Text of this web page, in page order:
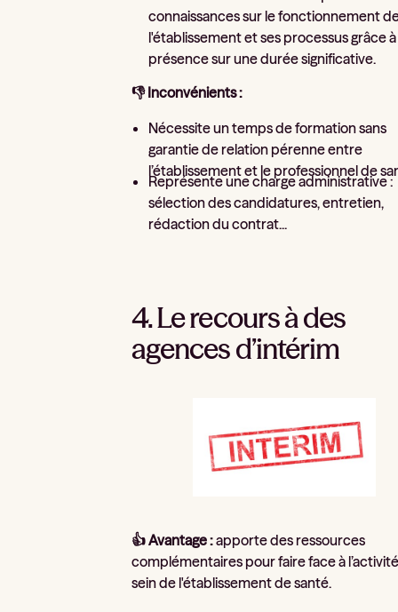
connaissances sur le fonctionnement
l'établissement et ses processus grâce
présence sur une durée significative.
👎 Inconvénients :
Nécessite un temps de formation sans
garantie de relation pérenne entre
l’établissement et le professionnel de
Représente une charge administrative :
sélection des candidatures, entretien,
rédaction du contrat...
4. Le recours à des
agences d’intérim
👍 Avantage :apporte des ressources
complémentaires pour faire face à
sein de l'établissement de santé.